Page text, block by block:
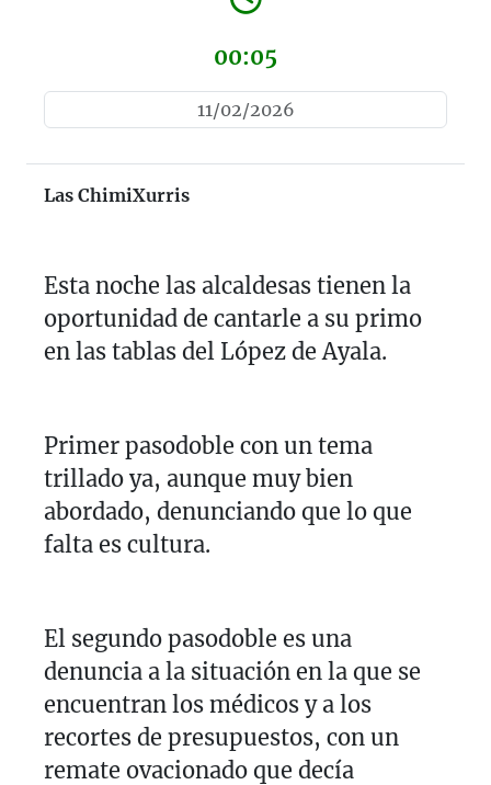
00:05
11/02/2026
Las ChimiXurris
Esta noche las alcaldesas tienen la
oportunidad de cantarle a su primo
en las tablas del López de Ayala.
Primer pasodoble con un tema
trillado ya, aunque muy bien
abordado, denunciando que lo que
falta es cultura.
El segundo pasodoble es una
denuncia a la situación en la que se
encuentran los médicos y a los
recortes de presupuestos, con un
remate ovacionado que decía